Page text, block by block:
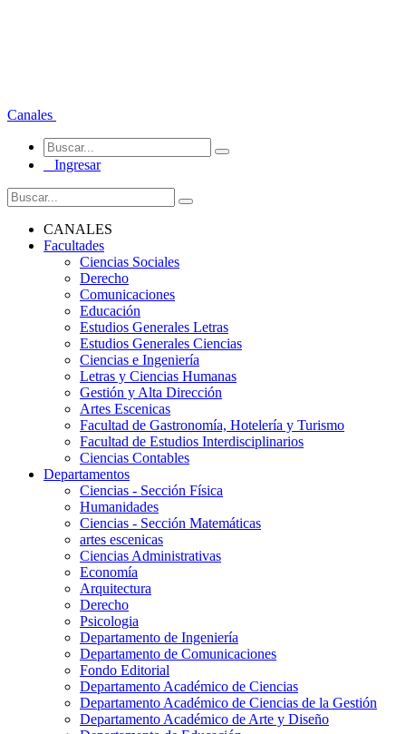
Canales
Ingresar
CANALES
Facultades
Ciencias Sociales
Derecho
Comunicaciones
Educación
Estudios Generales Letras
Estudios Generales Ciencias
Ciencias e Ingeniería
Letras y Ciencias Humanas
Gestión y Alta Dirección
Artes Escenicas
Facultad de Gastronomía, Hotelería y Turismo
Facultad de Estudios Interdisciplinarios
Ciencias Contables
Departamentos
Ciencias - Sección Física
Humanidades
Ciencias - Sección Matemáticas
artes escenicas
Ciencias Administrativas
Economía
Arquitectura
Derecho
Psicologia
Departamento de Ingeniería
Departamento de Comunicaciones
Fondo Editorial
Departamento Académico de Ciencias
Departamento Académico de Ciencias de la Gestión
Departamento Académico de Arte y Diseño